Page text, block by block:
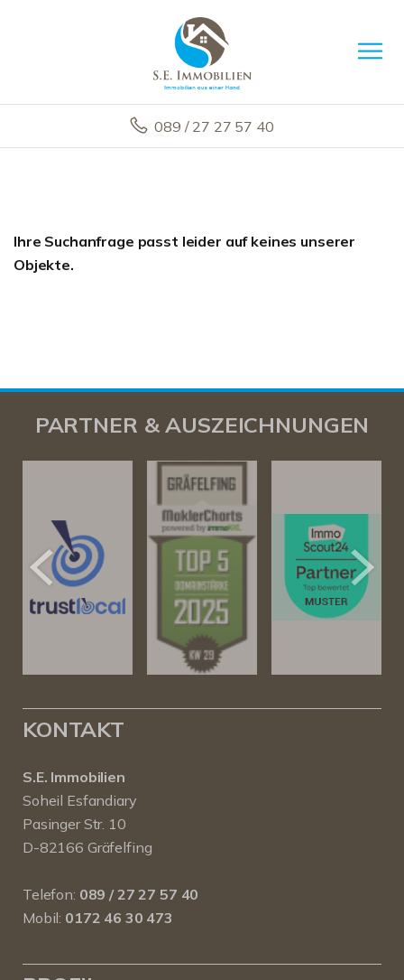
089 / 27 27 57 40
Ihre Suchanfrage passt leider auf keines unserer
Objekte.
PARTNER & AUSZEICHNUNGEN
KONTAKT
S.E. Immobilien
Soheil Esfandiary
Pasinger Str. 10
D-82166 Gräfelfing
Telefon: 089 / 27 27 57 40
Mobil: 0172 46 30 473